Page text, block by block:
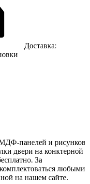
Доставка:
панелей и рисунков
двери на конктерной
За
любыми
на нашем сайте.